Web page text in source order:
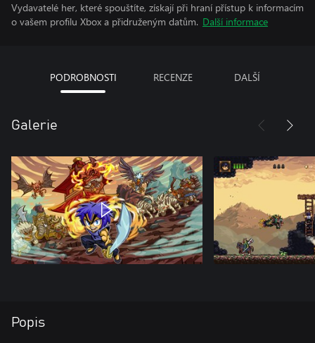
Vydavatelé her, které spouštíte, získají při hraní přístup k informacím
o vašem profilu Xbox a přidruženým datům. Další informace
PODROBNOSTI RECENZE DALŠÍ
Galerie
Popis